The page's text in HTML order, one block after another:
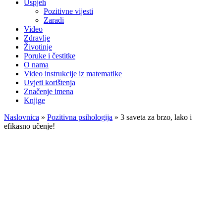
Uspjeh
Pozitivne vijesti
Zaradi
Video
Zdravlje
Životinje
Poruke i čestitke
O nama
Video instrukcije iz matematike
Uvjeti korištenja
Značenje imena
Knjige
Naslovnica » Pozitivna psihologija » 3 saveta za brzo, lako i
efikasno učenje!